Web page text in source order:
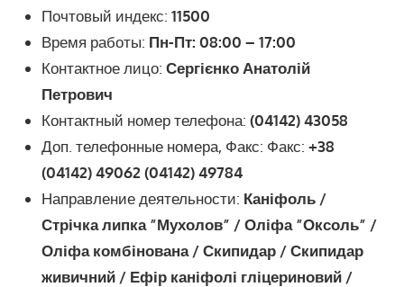
Почтовый индекс: 11500
Время работы: Пн-Пт: 08:00 – 17:00
Контактное лицо: Сергієнко Анатолій
Петрович
Контактный номер телефона: (04142) 43058
Доп. телефонные номера, Факс: Факс:+38
(04142) 49062 (04142) 49784
Направление деятельности: Каніфоль /
Стрічка липка ”Мухолов” / Оліфа ”Оксоль” /
Оліфа комбінована / Скипидар / Скипидар
живичний / Ефір каніфолі гліцериновий /